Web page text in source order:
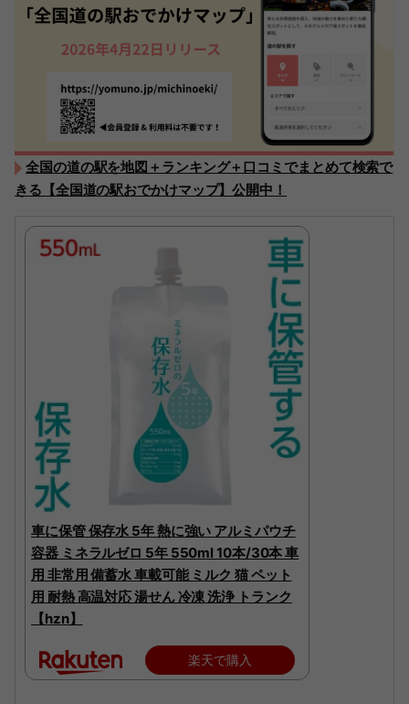
全国の道の駅を地図＋ランキング＋口コミでまとめて検索で
きる【全国道の駅おでかけマップ】公開中！
車に保管 保存水 5年 熱に強い アルミパウチ
容器 ミネラルゼロ 5年 550ml 10本/30本 車
用 非常用 備蓄水 車載可能 ミルク 猫 ペット
用 耐熱 高温対応 湯せん 冷凍 洗浄 トランク
【hzn】
楽天で購入